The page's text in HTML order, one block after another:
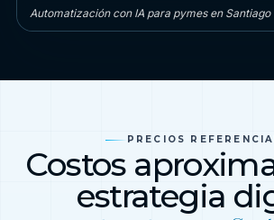
Automatización con IA para pymes en Santiago
PRECIOS
Costos
estrategia